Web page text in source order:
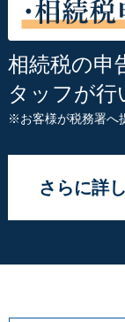
相続税の申
タッフが行
※お客様が税務署へ
さらに詳